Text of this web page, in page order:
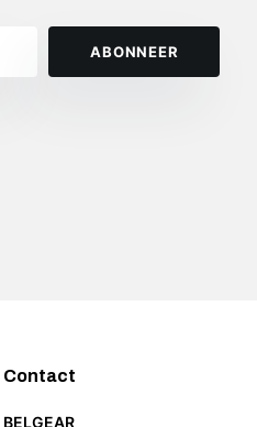
très rapide, je conseille les
ABONNEER
Contact
BELGEAR